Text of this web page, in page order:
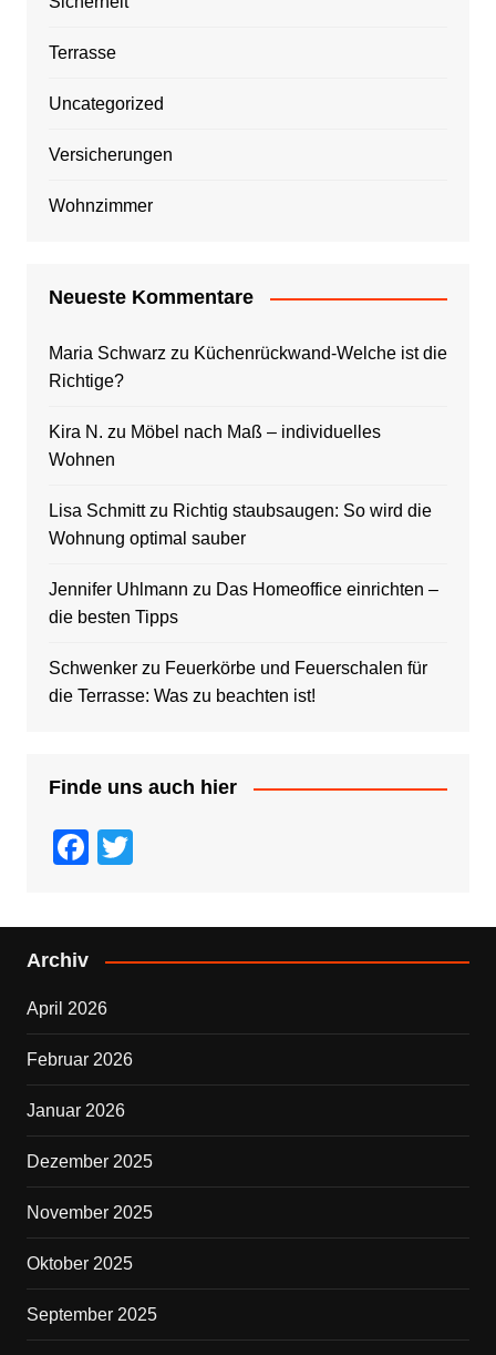
Terrasse
Uncategorized
Versicherungen
Wohnzimmer
Neueste Kommentare
Maria Schwarz zu Küchenrückwand-Welche ist die
Richtige?
Kira N. zu Möbel nach Maß – individuelles
Wohnen
Lisa Schmittzu Richtig staubsaugen: So wird die
Wohnung optimal sauber
Jennifer Uhlmann zu Das Homeoffice einrichten –
die besten Tipps
Schwenkerzu Feuerkörbe und Feuerschalen für
die Terrasse: Was zu beachten ist!
Finde uns auch hier
F
c
e
o
o
k
tt
er
Archiv
April 2026
Februar 2026
Januar 2026
Dezember 2025
November 2025
Oktober 2025
September 2025